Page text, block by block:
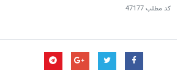
کد مطلب47177